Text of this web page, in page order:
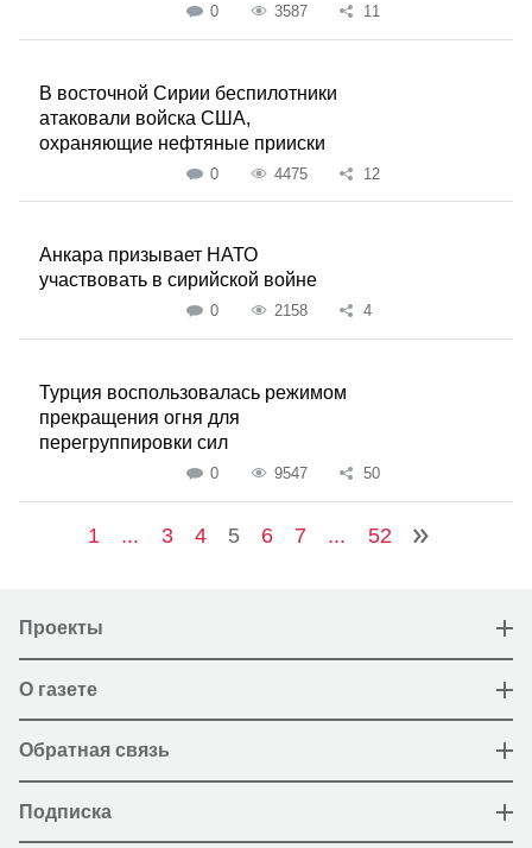
0 3587 11
В восточной Сирии беспилотники
атаковали войска США,
охраняющие нефтяные прииски
0 4475 12
Анкара призывает НАТО
участвовать в сирийской войне
0 2158 4
Турция воспользовалась режимом
прекращения огня для
перегруппировки сил
0 9547 50
1 ... 3 4 5 6 7 ... 52
Проекты
О газете
Обратная связь
Подписка